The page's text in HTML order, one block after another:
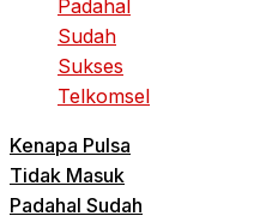
Kenapa Pulsa
Tidak Masuk
Padahal Sudah